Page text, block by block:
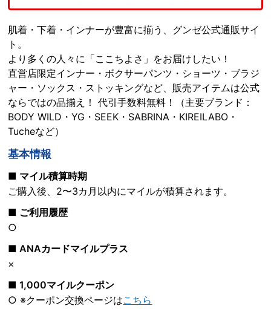
肌着・下着・インナーが豊富に揃う、グンゼ公式通販サイ
ト。
より多くの人々に「ここちよさ」をお届けしたい！
直営店限定インナー・ボクサーパンツ・ショーツ・ブラジ
ャー・ソックス・ストッキングなど、販売アイテムは公式
ならではの品揃え！ 代引手数料無料！（主要ブランド：
BODY WILD・YG・SEEK・SABRINA・KIREILABO・
Tucheなど）
基本情報
■ マイル積算時期
ご購入後、2〜3カ月以内にマイルが積算されます。
■ ご利用履歴
○
■ ANAカードマイルプラス
×
■ 1,000マイルクーポン
○ ※クーポン交換ページはこちら